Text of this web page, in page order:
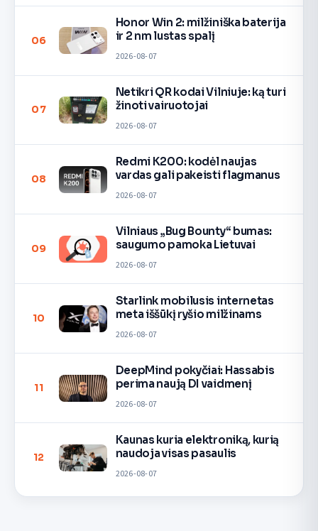
06
Honor Win 2: milžiniška baterija
ir 2 nm lustas spalį
2026-08-07
07
Netikri QR kodai Vilniuje: ką turi
žinoti vairuotojai
2026-08-07
08
Redmi K200: kodėl naujas
vardas gali pakeisti flagmanus
2026-08-07
09
Vilniaus „Bug Bounty“ bumas:
saugumo pamoka Lietuvai
2026-08-07
10
Starlink mobilusis internetas
meta iššūkį ryšio milžinams
2026-08-07
11
DeepMind pokyčiai: Hassabis
perima naują DI vaidmenį
2026-08-07
12
Kaunas kuria elektroniką, kurią
naudoja visas pasaulis
2026-08-07